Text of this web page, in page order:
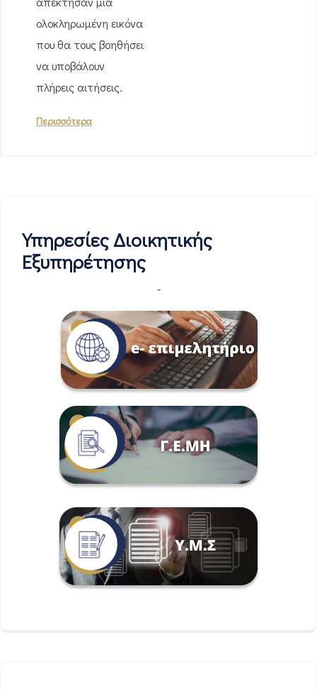
ολοκληρωμένη εικόνα
που θα τους βοηθήσει
να υποβάλουν
πλήρεις αιτήσεις.
Περισσότερα
Υπηρεσίες Διοικητικής
Εξυπηρέτησης
-